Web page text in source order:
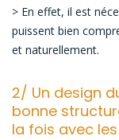
> En effet, il est
puissent bien
et naturellement.
2/ Un design
bonne
la fois avec